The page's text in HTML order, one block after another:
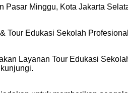
Minggu, Kota Jakarta
Edukasi Sekolah
Layanan Tour Edukasi